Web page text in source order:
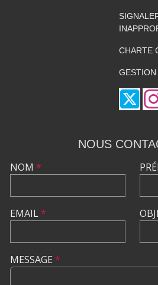
CHARTE
NOUS
NOM *
EMAIL*
MESSAGE *